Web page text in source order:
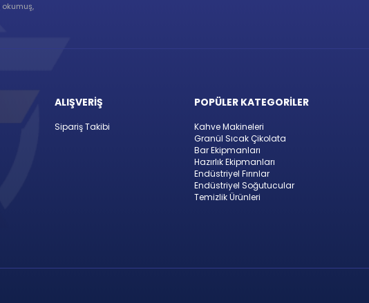
okumuş,
ALIŞVERİŞ
Sipariş Takibi
POPÜLER KATEGORİLER
Kahve Makineleri
Granül Sıcak Çikolata
Bar Ekipmanları
Hazırlık Ekipmanları
Endüstriyel Fırınlar
Endüstriyel Soğutucular
Temizlik Ürünleri